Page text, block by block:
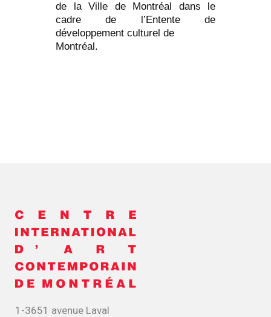
de la Ville de Montréal dans le
cadre de l’Entente de
développement culturel de
Montréal.
1-3651 avenue Laval